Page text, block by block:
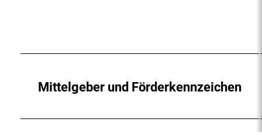
Mittelgeber und Förderkennzeichen